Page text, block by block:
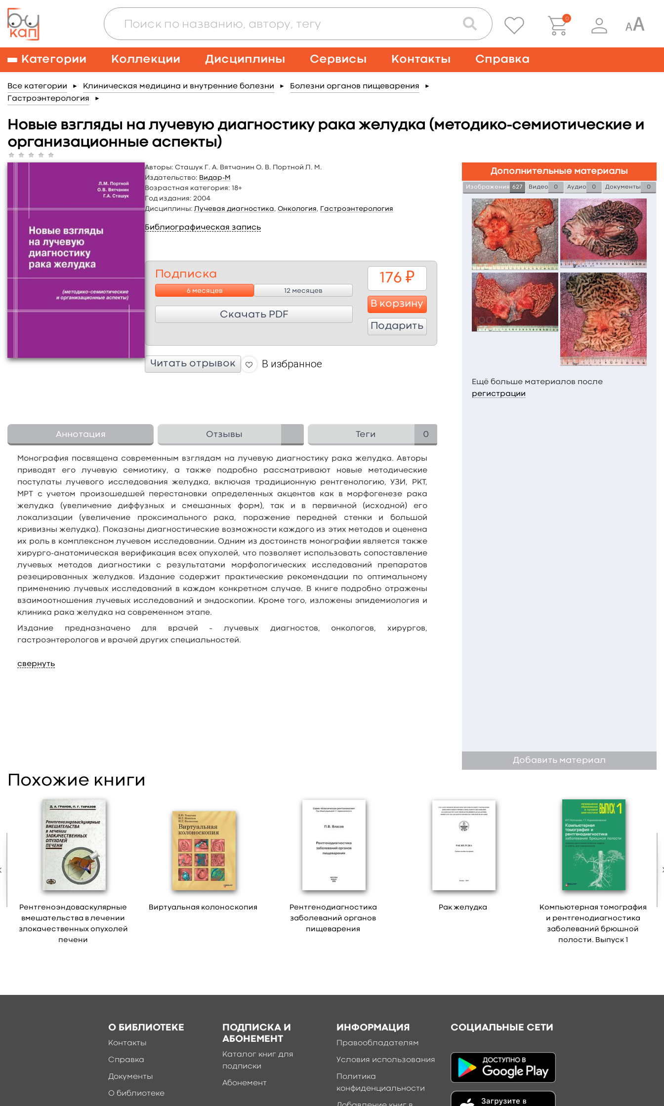
0
Категории Коллекции Дисциплины Сервисы Контакты Справка
Все категории ► Клиническая медицина и внутренние болезни ► Болезни органов пищеварения ►
Гастроэнтерология ►
Новые взгляды на лучевую диагностику рака желудка (методико-семиотические и
организационные аспекты)
Авторы: Сташук Г. А. Вятчанин О. В. Портной Л. М.
Издательство: Видар-М
Возрастная категория: 18+
Год издания: 2004
Дисциплины: Лучевая диагностика ,Онкология Гастроэнтерология
Библиографическая запись
Подписка
6 месяцев 12 месяцев
Скачать PDF
176 ₽
В корзину
Подарить
Читать отрывок В избранное
Аннотация Отзывы Теги 0
Монография посвящена современным взглядам на лучевую диагностику рака желудка. Авторы
приводят его лучевую семиотику, а также подробно рассматривают новые методические
постулаты лучевого исследования желудка, включая традиционную рентгенологию, УЗИ, РКТ,
МРТ с учетом произошедшей перестановки определенных акцентов как в морфогенезе рака
желудка (увеличение диффузных и смешанных форм), так и в первичной (исходной) его
локализации (увеличение проксимального рака, поражение передней стенки и большой
кривизны желудка). Показаны диагностические возможности каждого из этих методов и оценена
их роль в комплексном лучевом исследовании. Одним из достоинств монографии является также
хирурго-анатомическая верификация всех опухолей, что позволяет использовать сопоставление
лучевых методов диагностики с результатами морфологических исследований препаратов
резецированных желудков. Издание содержит практические рекомендации по оптимальному
применению лучевых исследований в каждом конкретном случае. В книге подробно отражены
взаимоотношения лучевых исследований и эндоскопии. Кроме того, изложены эпидемиология и
клиника рака желудка на современном этапе.
Издание предназначено для врачей – лучевых диагностов, онкологов, хирургов,
гастроэнтерологов и врачей других специальностей.
свернуть
Дополнительные материалы
Изображения 627 Видео 0 Аудио 0 Документы 0
Ещё больше материалов после
регистрации
Добавить материал
Похожие книги
Рентгеноэндоваскулярные
вмешательства в лечении
злокачественных опухолей
печени
Виртуальная колоноскопия
Рентгенодиагностика
заболеваний органов
пищеварения
Рак желудка
Компьютерная томография
и рентгенодиагностика
заболеваний брюшной
полости. Выпуск 1
О БИБЛИОТЕКЕ
Контакты
Справка
Документы
О библиотеке
ПОДПИСКА И
АБОНЕМЕНТ
Каталог книг для
подписки
Абонемент
ИНФОРМАЦИЯ
Правообладателям
Условия использования
Политика
конфиденциальности
СОЦИАЛЬНЫЕ СЕТИ